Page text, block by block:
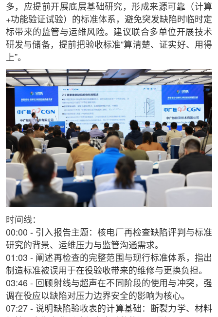
多，应提前开展底层基础研究，形成来源可靠（计算
+功能验证试验）的标准体系，避免突发缺陷时临时定
标带来的监管与运维风险。建议联合多单位开展技术
研发与储备，提前把验收标准“算清楚、证实好、用得
上”。
时间线：
00:00 - 引入报告主题：核电厂再检查缺陷评判与标准
研究的背景、运维压力与监管沟通需求。
01:03 - 阐述再检查的完整范围与现行标准体系，指出
制造标准被误用于在役验收带来的维修与更换负担。
03:46 - 回顾射线与超声在不同阶段的使用与冲突，强
调在役应以缺陷对压力边界安全的影响为核心。
07:27 - 说明缺陷验收表的计算基础：断裂力学、材料